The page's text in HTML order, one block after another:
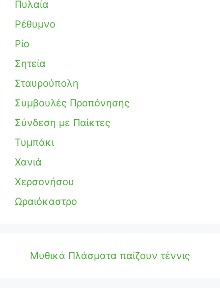
Πυλαία
Ρέθυμνο
Ρίο
Σητεία
Σταυρούπολη
Συμβουλές Προπόνησης
Σύνδεση με Παίκτες
Τυμπάκι
Χανιά
Χερσονήσου
Ωραιόκαστρο
Μυθικά Πλάσματα παίζουν τέννις